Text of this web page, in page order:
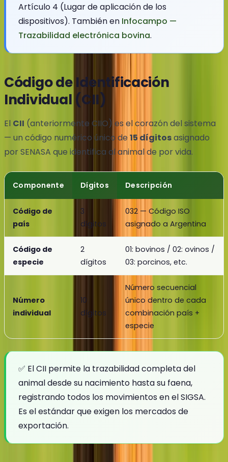
Artículo 4 (Lugar de aplicación de los
dispositivos). También en Infocampo —
Trazabilidad electrónica bovina.
Código de Identificación
Individual (CII)
El CII (anteriormente CIIO) es el corazón del sistema
— un código numérico único de 15 dígitosasignado
por SENASA que identifica al animal de por vida.
Componente Dígitos Descripción
Código de
país
3
dígitos
032 — Código ISO
asignado a Argentina
Código de
especie
2
dígitos
01: bovinos / 02: ovinos /
03: porcinos, etc.
Número
individual
10
dígitos
Número secuencial
único dentro de cada
combinación país +
especie
✅ El CII permite la trazabilidad completa del
animal desde su nacimiento hasta su faena,
registrando todos los movimientos en el SIGSA.
Es el estándar que exigen los mercados de
exportación.